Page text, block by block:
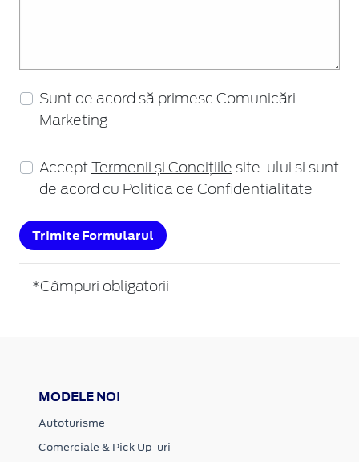
Sunt de acord să primesc Comunicări
Marketing
Accept Termenii și Condițiile site-ului si sunt
de acord cu Politica de Confidentialitate
Trimite Formularul
*Câmpuri obligatorii
MODELE NOI
Autoturisme
Comerciale & Pick Up-uri